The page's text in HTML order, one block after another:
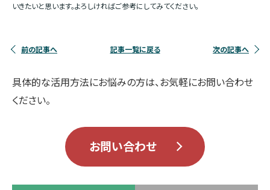
いきたいと思います。よろしければご参考にしてみてください。
前の記事へ 記事一覧に戻る 次の記事へ
具体的な活用方法にお悩みの方は、お気軽にお問い合わせ
ください。
お問い合わせ